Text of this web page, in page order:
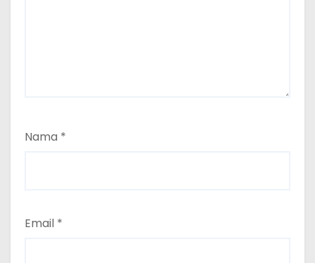
Nama *
Email *